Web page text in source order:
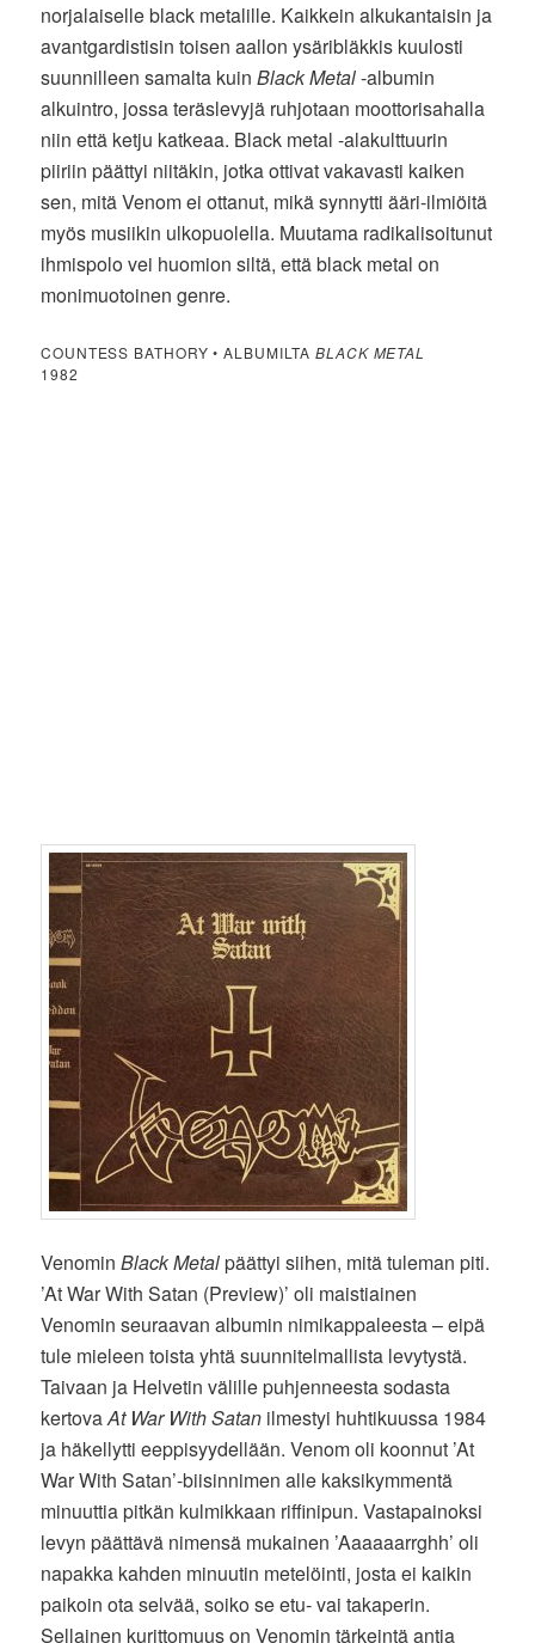
norjalaiselle black metalille. Kaikkein alkukantaisin ja
avantgardistisin toisen aallon ysäribläkkis kuulosti
suunnilleen samalta kuinBlack Metal-albumin
alkuintro, jossa teräslevyjä ruhjotaan moottorisahalla
niin että ketju katkeaa. Black metal -alakulttuurin
piiriin päättyi niitäkin, jotka ottivat vakavasti kaiken
sen, mitä Venom ei ottanut, mikä synnytti ääri-ilmiöitä
myös musiikin ulkopuolella. Muutama radikalisoitunut
ihmispolo vei huomion siltä, että black metal on
monimuotoinen genre.
COUNTESS BATHORY • ALBUMILTABLACK METAL
1982
VenominBlack Metalpäättyi siihen, mitä tuleman piti.
’At War With Satan (Preview)’ oli maistiainen
Venomin seuraavan albumin nimikappaleesta – eipä
tule mieleen toista yhtä suunnitelmallista levytystä.
Taivaan ja Helvetin välille puhjenneesta sodasta
kertovaAt War With Satan ilmestyi huhtikuussa 1984
ja häkellytti eeppisyydellään. Venom oli koonnut ’At
War With Satan’-biisinnimen alle kaksikymmentä
minuuttia pitkän kulmikkaan riffinipun. Vastapainoksi
levyn päättävä nimensä mukainen ’Aaaaaarrghh’ oli
napakka kahden minuutin metelöinti, josta ei kaikin
paikoin ota selvää, soiko se etu- vai takaperin.
Sellainen kurittomuus on Venomin tärkeintä antia